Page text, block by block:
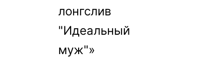
лонгслив
"Идеальный
муж"»